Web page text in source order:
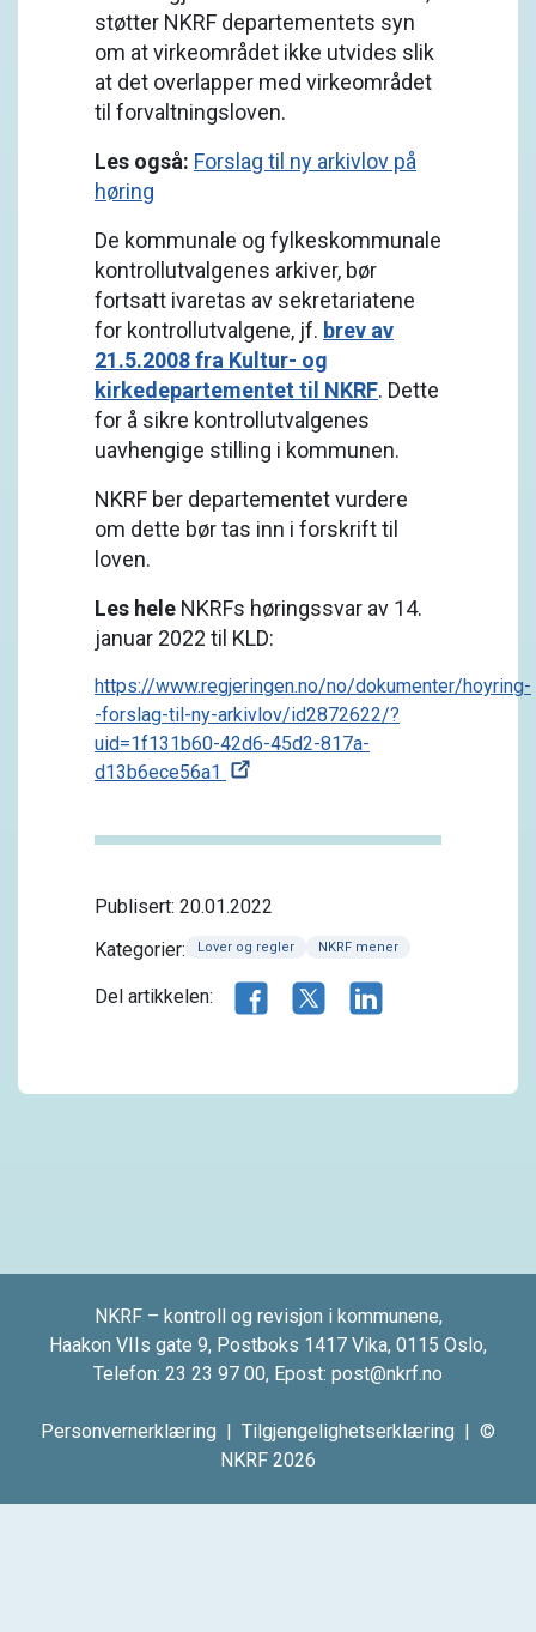
støtter NKRF departementets syn
om at virkeområdet ikke utvides slik
at det overlapper med virkeområdet
til forvaltningsloven.
Les også: Forslag til ny arkivlov på
høring
De kommunale og fylkeskommunale
kontrollutvalgenes arkiver, bør
fortsatt ivaretas av sekretariatene
for kontrollutvalgene, jf. brev av
21.5.2008 fra Kultur- og
kirkedepartementet til NKRF. Dette
for å sikre kontrollutvalgenes
uavhengige stilling i kommunen.
NKRF ber departementet vurdere
om dette bør tas inn i forskrift til
loven.
Les hele NKRFs høringssvar av 14.
januar 2022 til KLD:
https://www.regjeringen.no/no/dokumenter/hoyring-
-forslag-til-ny-arkivlov/id2872622/?
uid=1f131b60-42d6-45d2-817a-
d13b6ece56a1
Publisert: 20.01.2022
Kategorier:
Lover og regler NKRF mener
Del artikkelen: Del artikkelen på Facebook
Del artikkelen på X.com
NKRF – kontroll og revisjon i kommunene,
Haakon VIIs gate 9, Postboks 1417 Vika, 0115 Oslo,
Telefon: 23 23 97 00, Epost: post@nkrf.no
Personvernerklæring | Tilgjengelighetserklæring | ©
NKRF 2026